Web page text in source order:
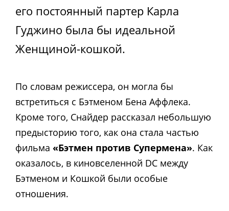
его постоянный партер Карла
Гуджино была бы идеальной
Женщиной-кошкой.
По словам режиссера, он могла бы
встретиться с Бэтменом Бена Аффлека.
Кроме того, Снайдер рассказал небольшую
предысторию того, как она стала частью
фильма «Бэтмен против Супермена». Как
оказалось, в киновселенной DC между
Бэтменом и Кошкой были особые
отношения.